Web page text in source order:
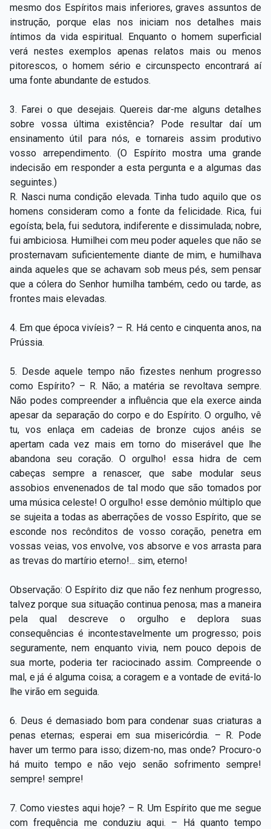
mesmo dos Espíritos mais inferiores, graves assuntos de
instrução, porque elas nos iniciam nos detalhes mais
íntimos da vida espiritual. Enquanto o homem superficial
verá nestes exemplos apenas relatos mais ou menos
pitorescos, o homem sério e circunspecto encontrará aí
uma fonte abundante de estudos.
3. Farei o que desejais. Quereis dar-me alguns detalhes
sobre vossa última existência? Pode resultar daí um
ensinamento útil para nós, e tornareis assim produtivo
vosso arrependimento. (O Espírito mostra uma grande
indecisão em responder a esta pergunta e a algumas das
seguintes.)
R. Nasci numa condição elevada. Tinha tudo aquilo que os
homens consideram como a fonte da felicidade. Rica, fui
egoísta; bela, fui sedutora, indiferente e dissimulada; nobre,
fui ambiciosa. Humilhei com meu poder aqueles que não se
prosternavam suficientemente diante de mim, e humilhava
ainda aqueles que se achavam sob meus pés, sem pensar
que a cólera do Senhor humilha também, cedo ou tarde, as
frontes mais elevadas.
4. Em que época vivíeis? – R. Há cento e cinquenta anos, na
Prússia.
5. Desde aquele tempo não fizestes nenhum progresso
como Espírito? – R. Não; a matéria se revoltava sempre.
Não podes compreender a influência que ela exerce ainda
apesar da separação do corpo e do Espírito. O orgulho, vê
tu, vos enlaça em cadeias de bronze cujos anéis se
apertam cada vez mais em torno do miserável que lhe
abandona seu coração. O orgulho! essa hidra de cem
cabeças sempre a renascer, que sabe modular seus
assobios envenenados de tal modo que são tomados por
uma música celeste! O orgulho! esse demônio múltiplo que
se sujeita a todas as aberrações de vosso Espírito, que se
esconde nos recônditos de vosso coração, penetra em
vossas veias, vos envolve, vos absorve e vos arrasta para
as trevas do martírio eterno!... sim, eterno!
Observação: O Espírito diz que não fez nenhum progresso,
talvez porque sua situação continua penosa; mas a maneira
pela qual descreve o orgulho e deplora suas
consequências é incontestavelmente um progresso; pois
seguramente, nem enquanto vivia, nem pouco depois de
sua morte, poderia ter raciocinado assim. Compreende o
mal, e já é alguma coisa; a coragem e a vontade de evitá-lo
lhe virão em seguida.
6. Deus é demasiado bom para condenar suas criaturas a
penas eternas; esperai em sua misericórdia. – R. Pode
haver um termo para isso; dizem-no, mas onde? Procuro-o
há muito tempo e não vejo senão sofrimento sempre!
sempre! sempre!
7. Como viestes aqui hoje? – R. Um Espírito que me segue
com frequência me conduziu aqui. – Há quanto tempo